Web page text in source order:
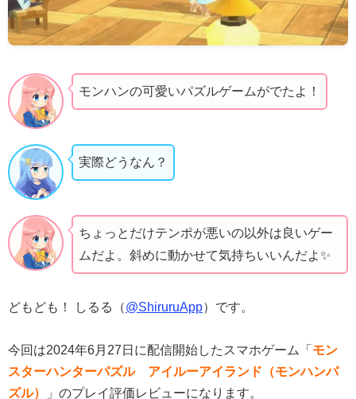
モンハンの可愛いパズルゲームがでたよ！
実際どうなん？
ちょっとだけテンポが悪いの以外は良いゲー
ムだよ。斜めに動かせて気持ちいいんだよ✨️
どもども！ しるる（@ShiruruApp）です。
今回は2024年6月27日に配信開始したスマホゲーム「 モン
スターハンターパズル アイルーアイランド（モンハンパ
ズル）
」のプレイ評価レビューになります。